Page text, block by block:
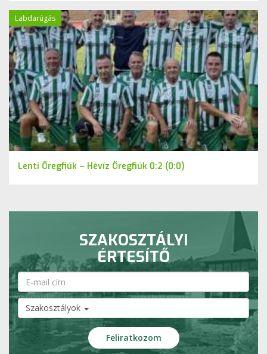
Labdarúgás
Lenti Öregfiúk – Hévíz Öregfiúk 0:2 (0:0)
SZAKOSZTÁLYI
ÉRTESÍTŐ
Szakosztályok